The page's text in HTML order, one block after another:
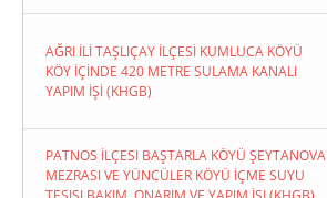
AĞRI İLİ TAŞLIÇAY İLÇESİ KUMLUCA KÖYÜ
KÖY İÇİNDE 420 METRE SULAMA KANALI
YAPIM İŞİ (KHGB)
PATNOS İLÇESI BAŞTARLA KÖYÜ ŞEYTANOVA
MEZRASI VE YÜNCÜLER KÖYÜ İÇME SUYU